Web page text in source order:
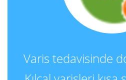
Varis tedavisinde